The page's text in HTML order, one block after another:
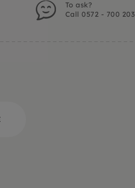
To ask?
Call 0572 - 700 203